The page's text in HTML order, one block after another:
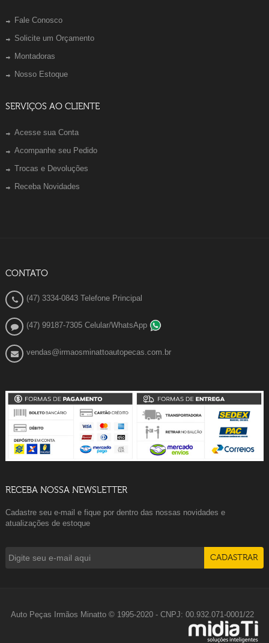
Fale Conosco
Solicite um Orçamento
Montadoras
Nosso Estoque
SERVIÇOS AO CLIENTE
Acesse sua Conta
Acompanhe seu Pedido
Trocas e Devoluções
Receba Novidades
CONTATO
(47) 3334-0843 Telefone Principal
(47) 99187-7305 Celular/WhatsApp
vendas@irmaosminattoautopecas.com.br
RECEBA NOSSA NEWSLETTER
Cadastre seu e-mail e fique por dentro das nossas novidades e
atualizações de estoque
Auto Peças Irmãos Minatto © 1995-2020 - CNPJ: 00.932.071-0001/22